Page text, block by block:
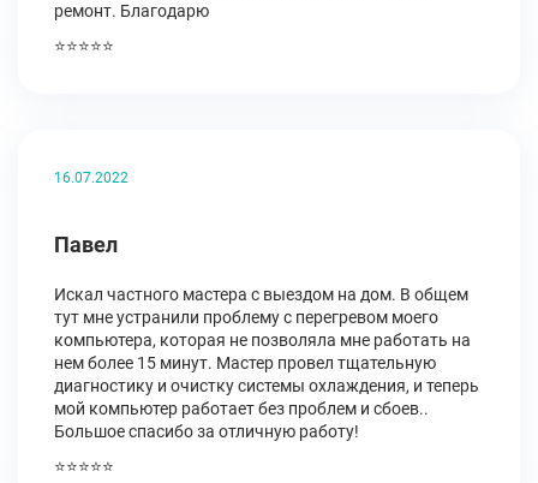
ремонт. Благодарю
⭐⭐⭐⭐⭐
16.07.2022
Павел
Искал частного мастера с выездом на дом. В общем
тут мне устранили проблему с перегревом моего
компьютера, которая не позволяла мне работать на
нем более 15 минут. Мастер провел тщательную
диагностику и очистку системы охлаждения, и теперь
мой компьютер работает без проблем и сбоев..
Большое спасибо за отличную работу!
⭐⭐⭐⭐⭐